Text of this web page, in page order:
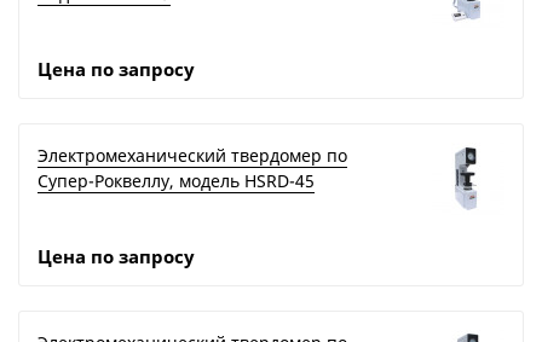
Цена по запросу
Электромеханический твердомер по
Супер-Роквеллу, модель HSRD-45
Цена по запросу